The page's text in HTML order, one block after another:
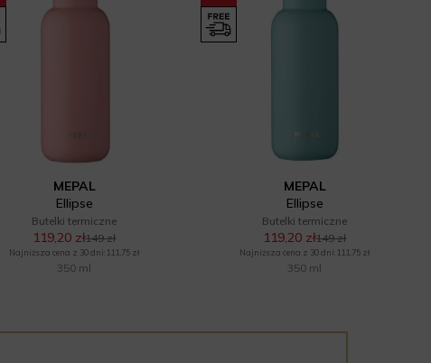
MEPAL
Ellipse
Butelki termiczne
119,20 zł149 zł
Najniższa cena z 30 dni: 111,75 zł
350 ml
MEPAL
Ellipse
Butelki termiczne
119,20 zł149 zł
Najniższa cena z 30 dni: 111,75 zł
350 ml